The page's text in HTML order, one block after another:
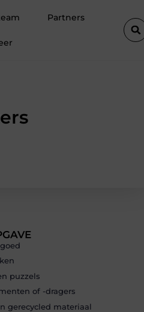
Partners
puzzels
of -dragers
gerecycled materiaal